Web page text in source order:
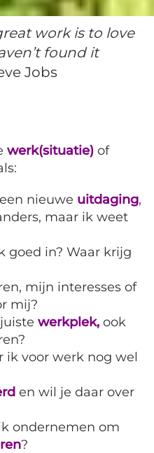
work is to love
found it
Jobs
werk(situatie) of
nieuwe uitdaging,
maar ik weet
goed in? Waar krijg
mijn interesses of
mij?
werkplek, ook
ik voor werk nog wel
en wil je daar over
ondernemen om
?